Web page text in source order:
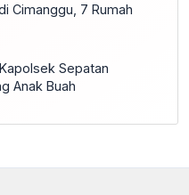
Cimanggu, 7 Rumah
Sepatan
Anak Buah